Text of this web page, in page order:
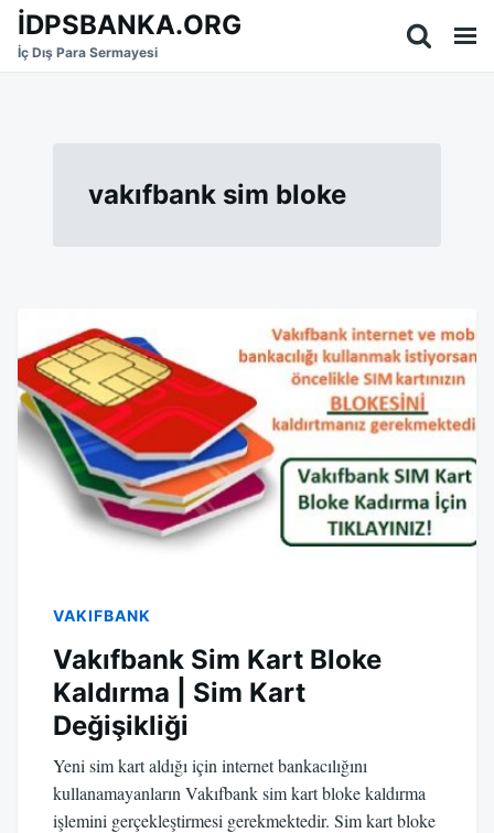
SkipSearch
for:
İDPSBANKA.ORG
İç Dış Para Sermayesi
vakıfbank sim bloke
VAKIFBANK
Vakıfbank Sim Kart Bloke
Kaldırma | Sim Kart
Değişikliği
Yeni sim kart aldığı için internet bankacılığını
kullanamayanların Vakıfbank sim kart bloke kaldırma
işlemini gerçekleştirmesi gerekmektedir. Sim kart bloke